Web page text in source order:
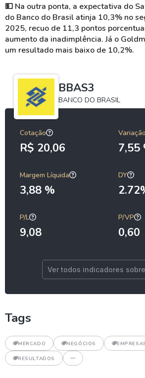
💵 Na outra ponta, a expectativa do
do Banco do Brasil atinja 10,3% no
2025, recuo de 11,3 pontos
aumento da inadimplência. Já o
um resultado mais baixo de 10,2%.
BBAS3
BANCO DO BRASIL
Cotação
R$ 20,06 7,55
Margem Líquida
3,88 %
DY
P/L
9,08
P/VP
0,60
Ver todos indicadores sobre
Tags
MERCADO NEGÓCIOS
RESULTADOS